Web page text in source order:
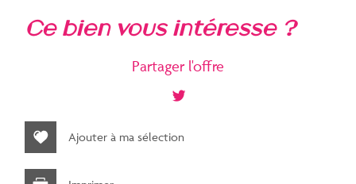
la ville de argentan (61200)
ce bien vous intéresse ?
Partager l'offre
Ajouter à ma sélection